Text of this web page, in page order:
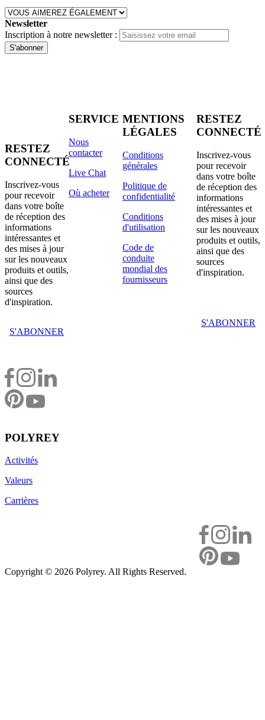
Newsletter
Inscription à notre newsletter :
S'abonner
RESTEZ
CONNECTÉ
Inscrivez-vous
pour recevoir
dans votre boîte
de réception des
informations
intéressantes et
des mises à jour
sur les nouveaux
produits et outils,
ainsi que des
sources
d'inspiration.
S'ABONNER
POLYREY
Activités
Valeurs
Carrières
SERVICE
Nous
contacter
Live Chat
Où acheter
MENTIONS
LÉGALES
Conditions
générales
Politique de
confidentialité
Conditions
d'utilisation
Code de
conduite
mondial des
fournisseurs
RESTEZ
CONNECTÉ
Inscrivez-vous
pour recevoir
dans votre boîte
de réception des
informations
intéressantes et
des mises à jour
sur les nouveaux
produits et outils,
ainsi que des
sources
d'inspiration.
S'ABONNER
Copyright © 2026 Polyrey. All Rights Reserved.